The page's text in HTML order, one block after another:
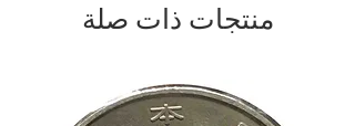
منتجات ذات صلة